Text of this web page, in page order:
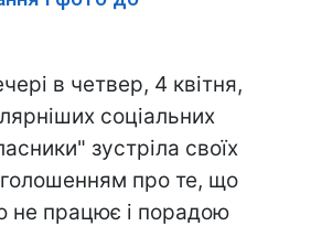
в четвер, 4 квітня,
соціальних
зустріла своїх
про те, що
не працює і порадою